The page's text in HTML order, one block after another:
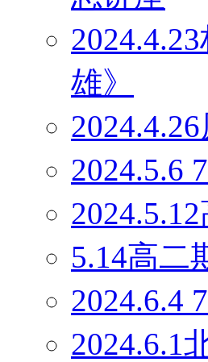
雄》
2024.5.6
5.14高二
2024.6.4
2024.6.1